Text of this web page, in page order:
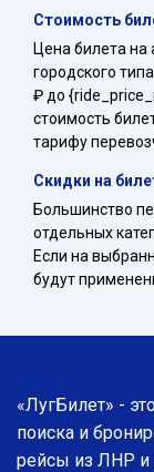
Стоимость
Цена билета на
городского
₽ до
стоимость
тарифу
Скидки на
Большинство
отдельных
Если на
будут
«ЛугБилет» -
поиска и
рейсы из ЛНР и